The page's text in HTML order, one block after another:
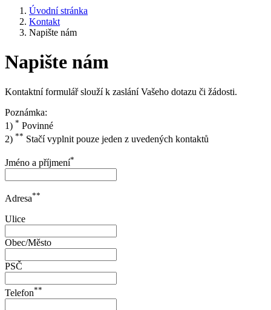
Úvodní stránka
Kontakt
Napište nám
Napište nám
Kontaktní formulář slouží k zaslání Vašeho dotazu či žádosti.
Poznámka:
1) * Povinné
2) ** Stačí vyplnit pouze jeden z uvedených kontaktů
Jméno a příjmení*
Adresa**
Ulice
Obec/Město
PSČ
Telefon**